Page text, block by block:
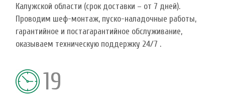
Калужской области (срок доставки – от 7 дней).
Проводим шеф-монтаж, пуско-наладочные работы,
гарантийное и постагарантийное обслуживание,
оказываем техническую поддержку 24/7 .
19